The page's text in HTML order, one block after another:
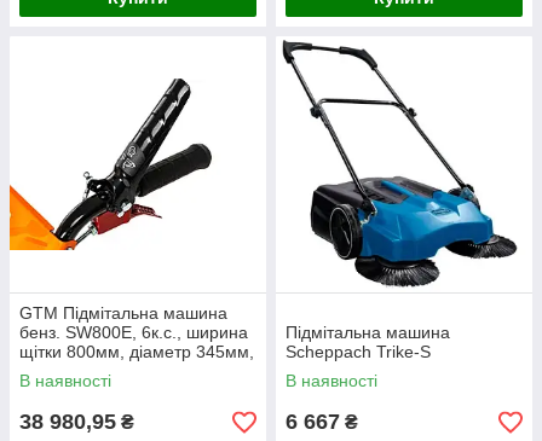
GTM Підмітальна машина
бенз. SW800E, 6к.с., ширина
щітки 800мм, діаметр 345мм,
5вперед/2назад,
електростарт
В наявності
38 980,95 ₴
Підмітальна машина
Scheppach Trike-S
В наявності
6 667 ₴